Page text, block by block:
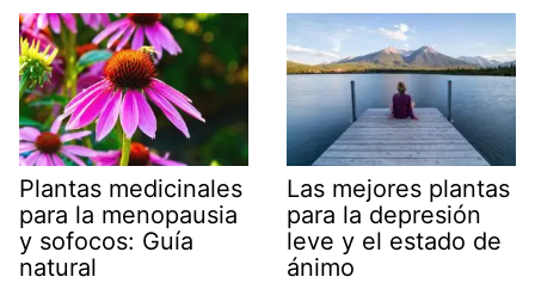
Plantas medicinales
para la menopausia
y sofocos: Guía
natural
Las mejores plantas
para la depresión
leve y el estado de
ánimo